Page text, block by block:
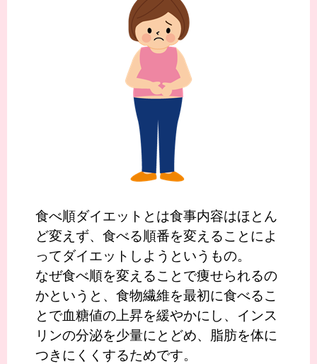
食べ順ダイエットとは食事内容はほとん
ど変えず、食べる順番を変えることによ
ってダイエットしようというもの。
なぜ食べ順を変えることで痩せられるの
かというと、食物繊維を最初に食べるこ
とで血糖値の上昇を緩やかにし、インス
リンの分泌を少量にとどめ、脂肪を体に
つきにくくするためです。